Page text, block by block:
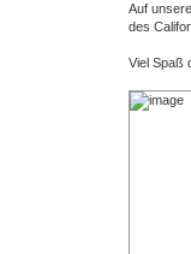
Auf
des
Viel Spaß